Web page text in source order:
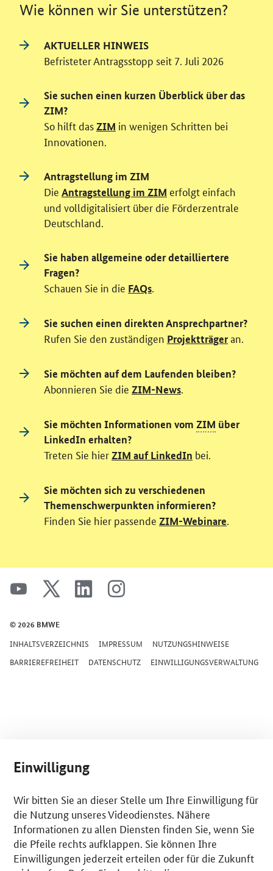
Wie können wir Sie unterstützen?
AKTUELLER HINWEIS
Befristeter Antragsstopp seit 7. Juli 2026
Sie suchen einen kurzen Überblick über das
ZIM?
So hilft dasZIM in wenigen Schritten bei
Innovationen.
Antragstellung im ZIM
Die Antragstellung im ZIM erfolgt einfach
und volldigitalisiert über die Förderzentrale
Deutschland.
Sie haben allgemeine oder detailliertere
Fragen?
Schauen Sie in die FAQs
Sie suchen einen direkten Ansprechpartner?
Rufen Sie den zuständigen Projektträgeran.
Sie möchten auf dem Laufenden bleiben?
Abonnieren Sie die ZIM-News
Sie möchten Informationen vom ZIM über
LinkedIn erhalten?
Treten Sie hierZIM auf LinkedIn bei.
Sie möchten sich zu verschiedenen
Themenschwerpunkten informieren?
Finden Sie hier passende ZIM-Webinare
SrOnlyServicemenü
youtube x linkedin instagram
© 2026 BMWE
INHALTSVERZEICHNIS IMPRESSUM
NUTZUNGSHINWEISE
BARRIEREFREIHEIT
DATENSCHUTZ EINWILLIGUNGSVERWALTUNG
Einwilligung
Wir bitten Sie an dieser Stelle um Ihre Einwilligung für
die Nutzung unseres Videodienstes. Nähere
Informationen zu allen Diensten finden Sie, wenn Sie
die Pfeile rechts aufklappen. Sie können Ihre
Einwilligungen jederzeit erteilen oder für die Zukunft